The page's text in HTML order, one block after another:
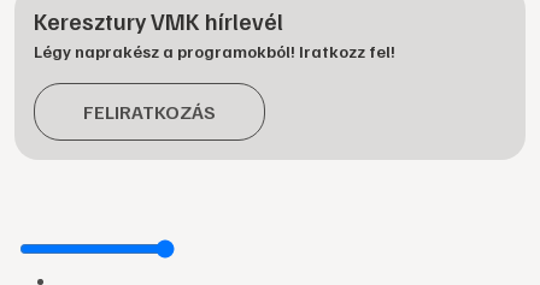
Keresztury VMK hírlevél
Légy naprakész a programokból! Iratkozz fel!
FELIRATKOZÁS